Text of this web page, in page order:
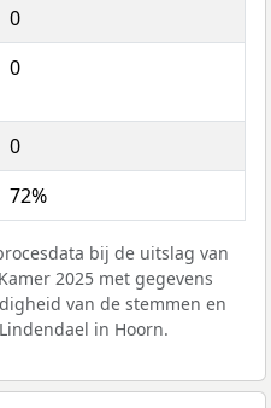
0
0
0
72%
bij de uitslag van
2025 met gegevens
van de stemmen en
in Hoorn.